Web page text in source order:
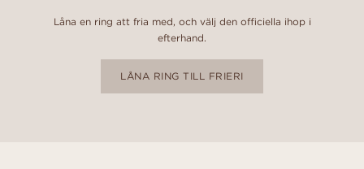
Låna en ring att fria med, och välj den officiella ihop i
efterhand.
LÅNA RING TILL FRIERI